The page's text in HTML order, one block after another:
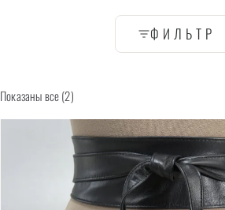
ФИЛЬТР
Показаны все (2)